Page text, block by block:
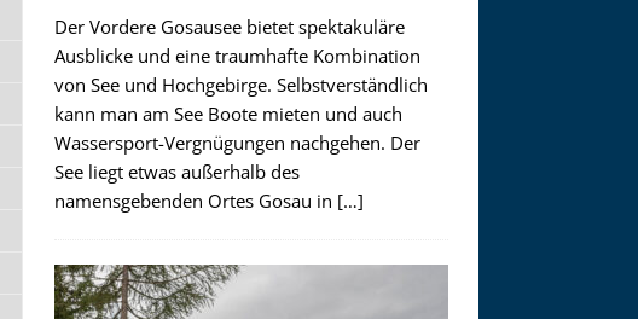
Der Vordere Gosausee bietet spektakuläre
Ausblicke und eine traumhafte Kombination
von See und Hochgebirge. Selbstverständlich
kann man am See Boote mieten und auch
Wassersport-Vergnügungen nachgehen. Der
See liegt etwas außerhalb des
namensgebenden Ortes Gosau in […]